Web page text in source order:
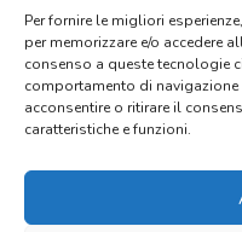
Per fornire le migliori
per memorizzare e/o accedere
consenso a queste tecnologie
comportamento di
acconsentire o ritirare il
caratteristiche e funzioni.
Newsletter
Privacy: Acconsento al